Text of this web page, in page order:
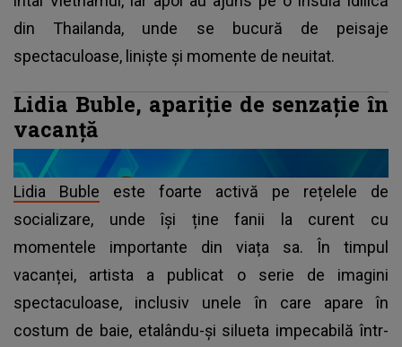
din Thailanda, unde se bucură de peisaje
spectaculoase, liniște și momente de neuitat.
Lidia Buble, apariție de senzație în
vacanță
Lidia Buble este foarte activă pe rețelele de
socializare, unde își ține fanii la curent cu
momentele importante din viața sa. În timpul
vacanței, artista a publicat o serie de imagini
spectaculoase, inclusiv unele în care apare în
costum de baie, etalându-și silueta impecabilă într-